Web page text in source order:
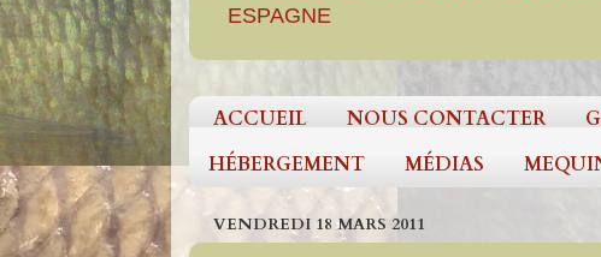
ESPAGNE
ACCUEIL NOUS CONTACTER
HÉBERGEMENT
MÉDIAS
VENDREDI 18 MARS 2011